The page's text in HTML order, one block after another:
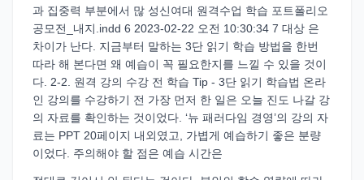
과 집중력 부분에서 많 성신여대 원격수업 학습 포트폴리오
공모전_내지.indd 6 2023-02-22 오전 10:30:34 7 대상 은
차이가 난다. 지금부터 말하는 3단 읽기 학습 방법을 한번
따라 해 본다면 왜 예습이 꼭 필요한지를 느낄 수 있을 것이
다. 2-2. 원격 강의 수강 전 학습 Tip - 3단 읽기 학습법 온라
인 강의를 수강하기 전 가장 먼저 한 일은 오늘 진도 나갈 강
의 자료를 확인하는 것이었다. ‘뉴 패러다임 경영’의 강의 자
료는 PPT 20페이지 내외였고, 가볍게 예습하기 좋은 분량
이었다. 주의해야 할 점은 예습 시간은